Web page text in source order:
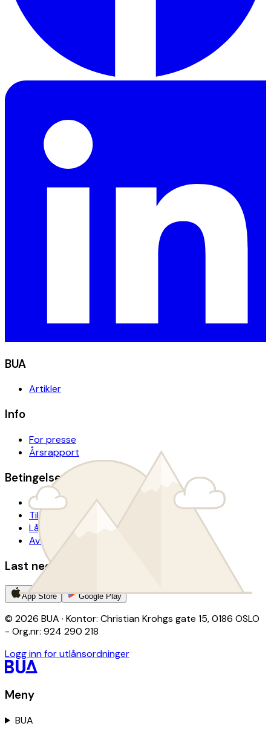
BUA
Artikler
Info
For presse
Årsrapport
Betingelser
Personvern
Tilgjengelighetserklæring
Lånevilkår
Avtalevilkår donasjon
Last ned BUA-appen
App Store Google Play
© 2026 BUA · Kontor: Christian Krohgs gate 15, 0186 OSLO
- Org.nr: 924 290 218
Logg inn for utlånsordninger
Meny
BUA